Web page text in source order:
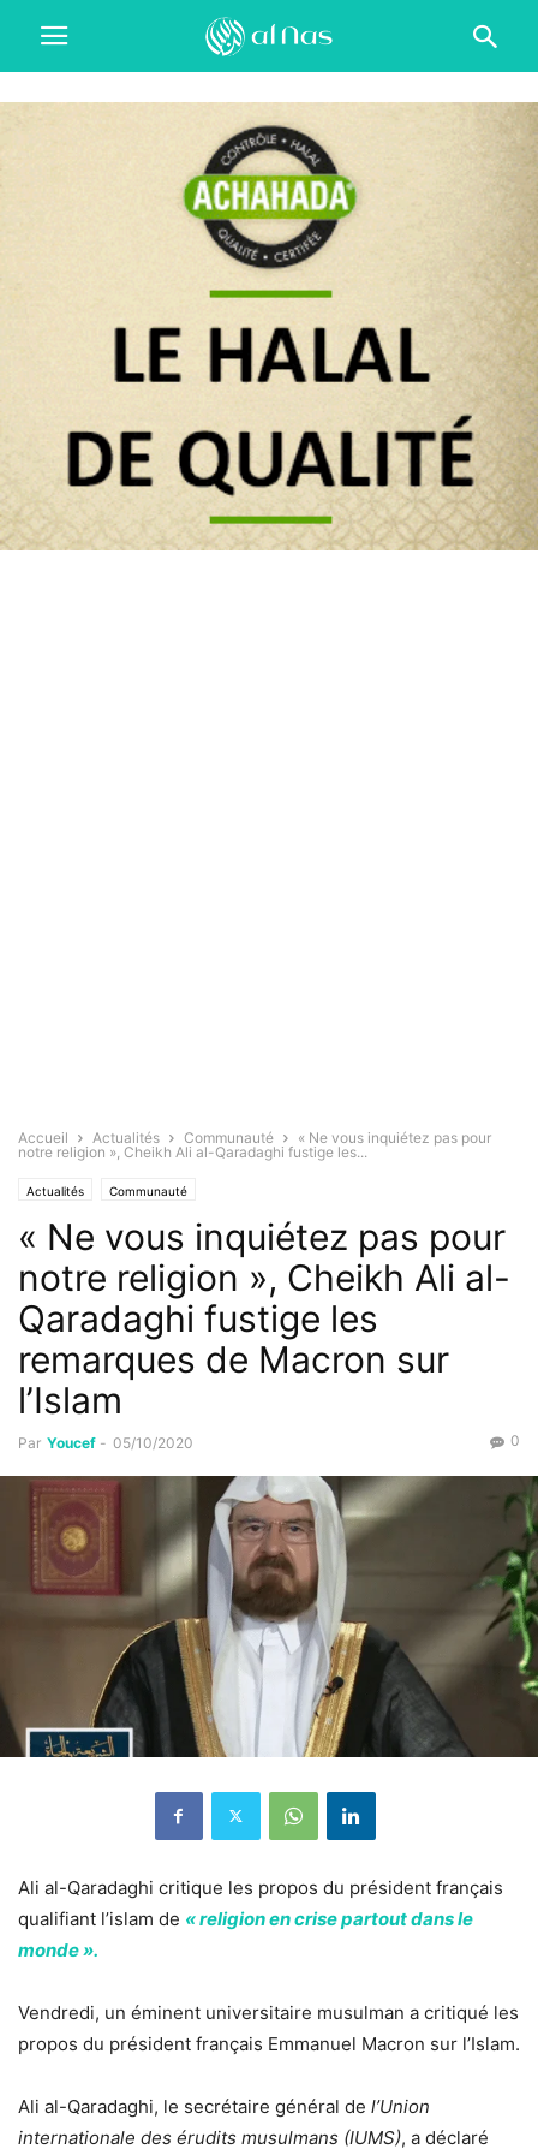
Accueil Actualités Communauté
« Ne vous inquiétez pas pour
notre religion », Cheikh Ali al-Qaradaghi fustige les...
Actualités Communauté
« Ne vous inquiétez pas pour
notre religion », Cheikh Ali al-
Qaradaghi fustige les
remarques de Macron sur
l’Islam
Par Youcef - 05/10/2020 0
Ali al-Qaradaghi critique les propos du président français
qualifiant l’islam de « religion en crise partout dans le
monde ».
Vendredi, un éminent universitaire musulman a critiqué les
propos du président français Emmanuel Macron sur l’Islam.
Ali al-Qaradaghi, le secrétaire général de l’Union
internationale des érudits musulmans (IUMS), a déclaré